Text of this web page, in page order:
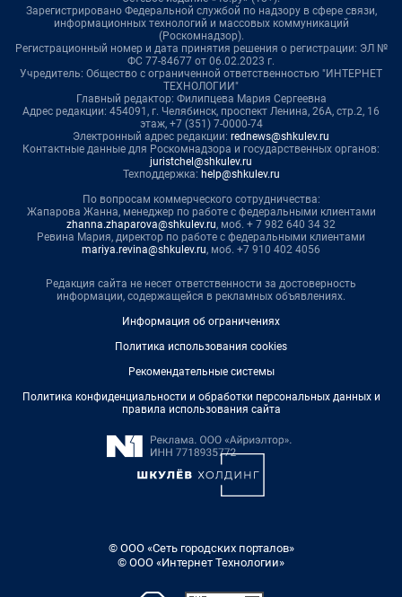
Зарегистрировано Федеральной службой по надзору в сфере связи,
информационных технологий и массовых коммуникаций
(Роскомнадзор).
Регистрационный номер и дата принятия решения о регистрации: ЭЛ №
ФС 77-84677 от 06.02.2023 г.
Учредитель: Общество с ограниченной ответственностью "ИНТЕРНЕТ
ТЕХНОЛОГИИ"
Главный редактор: Филипцева Мария Сергеевна
Адрес редакции: 454091, г. Челябинск, проспект Ленина, 26А, стр.2, 16
этаж, +7 (351) 7-0000-74
Электронный адрес редакции: rednews@shkulev.ru
Контактные данные для Роскомнадзора и государственных органов:
juristchel@shkulev.ru
Техподдержка: help@shkulev.ru
По вопросам коммерческого сотрудничества:
Жапарова Жанна, менеджер по работе с федеральными клиентами
zhanna.zhaparova@shkulev.ru, моб. + 7 982 640 34 32
Ревина Мария, директор по работе с федеральными клиентами
mariya.revina@shkulev.ru, моб. +7 910 402 4056
Редакция сайта не несет ответственности за достоверность
информации, содержащейся в рекламных объявлениях.
Информация об ограничениях
Политика использования cookies
Рекомендательные системы
Политика конфиденциальности и обработки персональных данных и
правила использования сайта
© ООО «Сеть городских порталов»
© ООО «Интернет Технологии»